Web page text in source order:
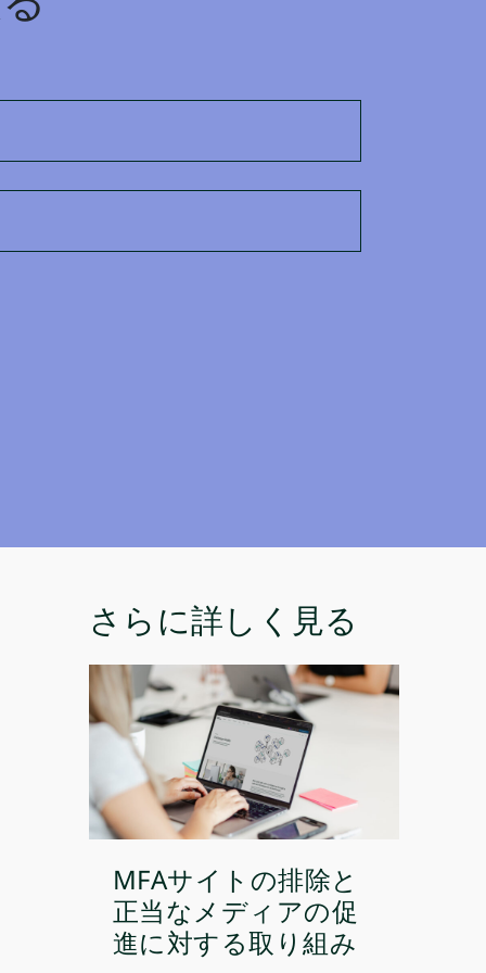
さらに詳しく見る
MFAサイトの排除と
正当なメディアの促
進に対する取り組み